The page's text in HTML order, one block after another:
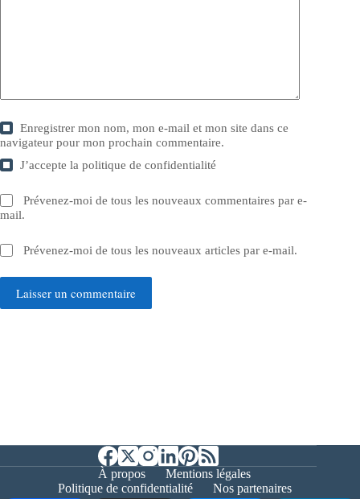
Enregistrer mon nom, mon e-mail et mon site dans ce
navigateur pour mon prochain commentaire.
J’accepte lapolitique de confidentialité
Prévenez-moi de tous les nouveaux commentaires par e-
mail.
Prévenez-moi de tous les nouveaux articles par e-mail.
Laisser un commentaire
À propos
Mentions légales
Politique de confidentialité
Nos partenaires